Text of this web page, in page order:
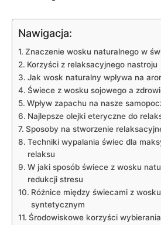
Nawigacja:
Znaczenie​ wosku‍ naturalnego w‍
Korzyści z relaksacyjnego nastroju
Jak wosk naturalny wpływa ‌na
Świece z wosku sojowego‌ a⁤
Wpływ zapachu na nasze
Najlepsze olejki eteryczne do
Sposoby na ‌stworzenie
Techniki wypalania świec dla
relaksu
W jaki sposób ‌świece z wosku
redukcji stresu
Różnice między‌ świecami⁢ z
syntetycznym
Środowiskowe korzyści